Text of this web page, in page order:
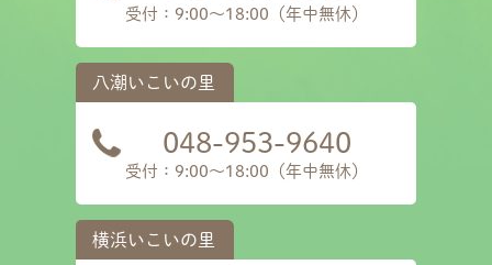
受付：9:00～18:00（年中無休）
048-953-9640
受付：9:00～18:00（年中無休）